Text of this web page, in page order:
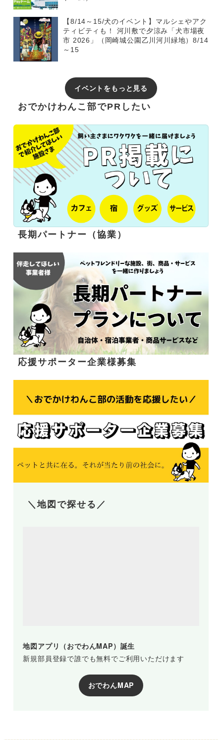
【8/14～15/犬のイベント】マルシェやアク
ティビティも！ 河川敷で夕涼み「犬市場夜
市 2026」（岡崎城公園乙川河川緑地）8/14
～15
イベントをもっと見る
おでかけわんこ部でPRしたい
長期パートナー（協業）
応援サポーター企業様募集
＼地図で探せる／
地図アプリ（おでわんMAP）誕生
新規部員登録で誰でも無料でご利用いただけます
おでわんMAP